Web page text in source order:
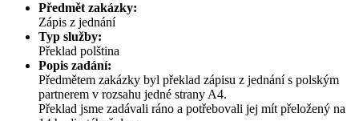
Předmět zakázky:
Zápis z jednání
Typ služby:
Překlad polština
Popis zadání:
Předmětem zakázky byl překlad zápisu z jednání s polským
partnerem v rozsahu jedné strany A4.
Překlad jsme zadávali ráno a potřebovali jej mít přeložený na